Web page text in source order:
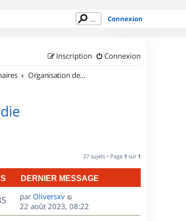
Connexion
Connexion
Inscription
Organisation de sorties en région Basse Normandie
27 sujets • Page 1 sur 1
DERNIER MESSAGE
V
u
D
e
r
par Oliversxv
22 août 2023, 08:22